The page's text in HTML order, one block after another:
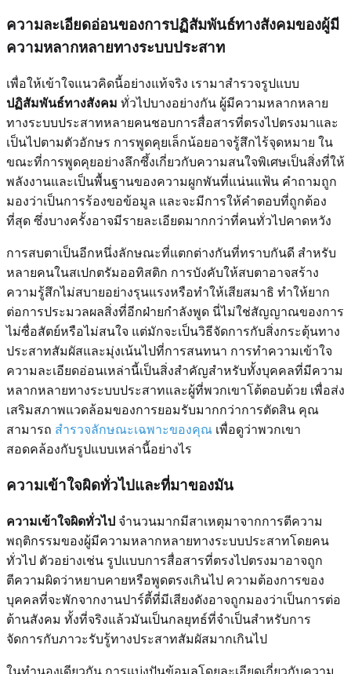
ความละเอียดอ่อนของการปฏิสัมพันธ์ทางสังคมของผู้มี
ความหลากหลายทางระบบประสาท
เพื่อให้เข้าใจแนวคิดนี้อย่างแท้จริง เรามาสำรวจรูปแบบ
ปฏิสัมพันธ์ทางสังคม ทั่วไปบางอย่างกัน ผู้มีความหลากหลาย
ทางระบบประสาทหลายคนชอบการสื่อสารที่ตรงไปตรงมาและ
เป็นไปตามตัวอักษร การพูดคุยเล็กน้อยอาจรู้สึกไร้จุดหมาย ใน
ขณะที่การพูดคุยอย่างลึกซึ้งเกี่ยวกับความสนใจพิเศษเป็นสิ่งที่ให้
พลังงานและเป็นพื้นฐานของความผูกพันที่แน่นแฟ้น คำถามถูก
มองว่าเป็นการร้องขอข้อมูล และจะมีการให้คำตอบที่ถูกต้อง
ที่สุด ซึ่งบางครั้งอาจมีรายละเอียดมากกว่าที่คนทั่วไปคาดหวัง
การสบตาเป็นอีกหนึ่งลักษณะที่แตกต่างกันที่ทราบกันดี สำหรับ
หลายคนในสเปกตรัมออทิสติก การบังคับให้สบตาอาจสร้าง
ความรู้สึกไม่สบายอย่างรุนแรงหรือทำให้เสียสมาธิ ทำให้ยาก
ต่อการประมวลผลสิ่งที่อีกฝ่ายกำลังพูด นี่ไม่ใช่สัญญาณของการ
ไม่ซื่อสัตย์หรือไม่สนใจ แต่มักจะเป็นวิธีจัดการกับสิ่งกระตุ้นทาง
ประสาทสัมผัสและมุ่งเน้นไปที่การสนทนา การทำความเข้าใจ
ความละเอียดอ่อนเหล่านี้เป็นสิ่งสำคัญสำหรับทั้งบุคคลที่มีความ
หลากหลายทางระบบประสาทและผู้ที่พวกเขาโต้ตอบด้วย เพื่อส่ง
เสริมสภาพแวดล้อมของการยอมรับมากกว่าการตัดสิน คุณ
สามารถ สำรวจลักษณะเฉพาะของคุณ เพื่อดูว่าพวกเขา
สอดคล้องกับรูปแบบเหล่านี้อย่างไร
ความเข้าใจผิดทั่วไปและที่มาของมัน
ความเข้าใจผิดทั่วไป จำนวนมากมีสาเหตุมาจากการตีความ
พฤติกรรมของผู้มีความหลากหลายทางระบบประสาทโดยคน
ทั่วไป ตัวอย่างเช่น รูปแบบการสื่อสารที่ตรงไปตรงมาอาจถูก
ตีความผิดว่าหยาบคายหรือพูดตรงเกินไป ความต้องการของ
บุคคลที่จะพักจากงานปาร์ตี้ที่มีเสียงดังอาจถูกมองว่าเป็นการต่อ
ต้านสังคม ทั้งที่จริงแล้วมันเป็นกลยุทธ์ที่จำเป็นสำหรับการ
จัดการกับภาวะรับรู้ทางประสาทสัมผัสมากเกินไป
ในทำนองเดียวกัน การแบ่งปันข้อมูลโดยละเอียดเกี่ยวกับความ